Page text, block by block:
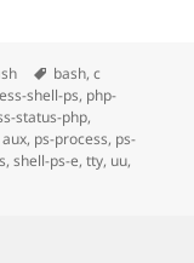
Tags
bash,c
shell-ps, php-
status-php,
aux, ps-process, ps-
,shell-ps-e,tty, uu,